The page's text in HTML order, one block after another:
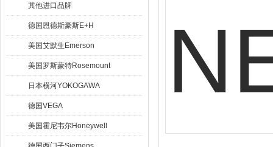
其他进口品牌
德国恩德斯豪斯E+H
美国艾默生Emerson
美国罗斯蒙特Rosemount
日本横河YOKOGAWA
德国VEGA
美国霍尼韦尔Honeywell